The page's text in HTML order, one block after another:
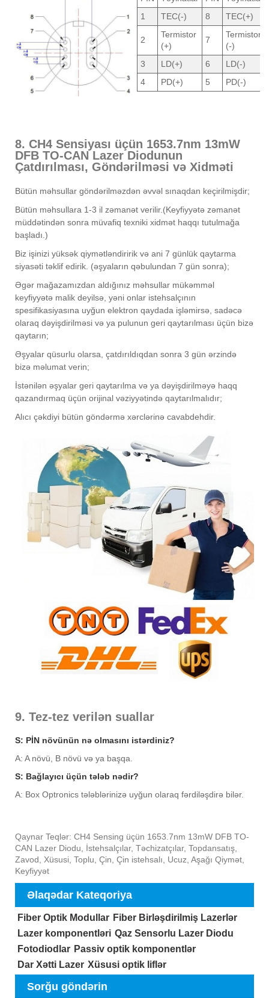
1
TEC(-) 8 TEC(+)
2
Termistor
(+)
7
Termistor
(-)
3
LD(+) 6
LD(-)
4
PD(+) 5 PD(-)
8. CH4 Sensiyası üçün 1653.7nm 13mW
DFB TO-CAN Lazer Diodunun
Çatdırılması, Göndərilməsi və Xidməti
Bütün məhsullar göndərilməzdən əvvəl sınaqdan keçirilmişdir;
Bütün məhsullara 1-3 il zəmanət verilir.(Keyfiyyətə zəmanət
müddətindən sonra müvafiq texniki xidmət haqqı tutulmağa
başladı.)
Biz işinizi yüksək qiymətləndiririk və ani 7 günlük qaytarma
siyasəti təklif edirik. (əşyaların qəbulundan 7 gün sonra);
Əgər mağazamızdan aldığınız məhsullar mükəmməl
keyfiyyətə malik deyilsə, yəni onlar istehsalçının
spesifikasiyasına uyğun elektron qaydada işləmirsə, sadəcə
olaraq dəyişdirilməsi və ya pulunun geri qaytarılması üçün bizə
qaytarın;
Əşyalar qüsurlu olarsa, çatdırıldıqdan sonra 3 gün ərzində
bizə məlumat verin;
İstənilən əşyalar geri qaytarılma və ya dəyişdirilməyə haqq
qazandırmaq üçün orijinal vəziyyətində qaytarılmalıdır;
Alıcı çəkdiyi bütün göndərmə xərclərinə cavabdehdir.
9. Tez-tez verilən suallar
S: PİN növünün nə olmasını istərdiniz?
A: A növü, B növü və ya başqa.
S: Bağlayıcı üçün tələb nədir?
A: Box Optronics tələblərinizə uyğun olaraq fərdiləşdirə bilər.
Qaynar Teqlər: CH4 Sensing üçün 1653.7nm 13mW DFB TO-
CAN Lazer Diodu, İstehsalçılar, Təchizatçılar, Topdansatış,
Zavod, Xüsusi, Toplu, Çin, Çin istehsalı, Ucuz, Aşağı Qiymət,
Keyfiyyət
Əlaqədar Kateqoriya
Fiber Optik Modullar Fiber Birləşdirilmiş Lazerlər
Lazer komponentləri Qaz Sensorlu Lazer Diodu
Fotodiodlar Passiv optik komponentlər
Dar Xətti Lazer Xüsusi optik liflər
Sorğu göndərin